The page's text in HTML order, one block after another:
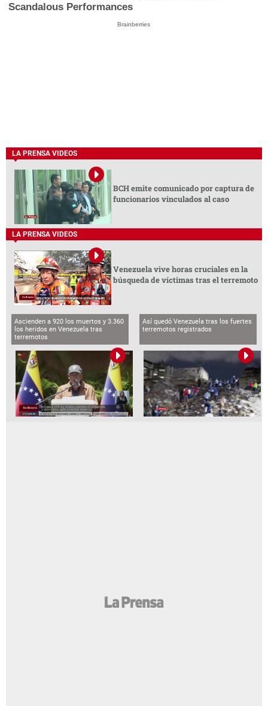
Scandalous Performances
Brainberries
LA PRENSA VIDEOS
BCH emite comunicado por captura de
funcionarios vinculados al caso
LA PRENSA VIDEOS
Venezuela vive horas cruciales en la
búsqueda de víctimas tras el terremoto
Ascienden a 920 los muertos y 3.360
los heridos en Venezuela tras
terremotos
Así quedó Venezuela tras los fuertes
terremotos registrados